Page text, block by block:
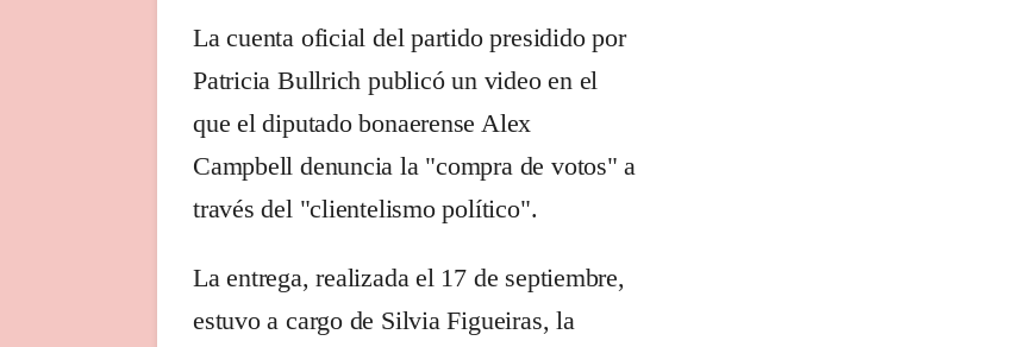
La cuenta oficial del partido presidido por
Patricia Bullrich publicó un video en el
que el diputado bonaerense Alex
Campbell denuncia la "compra de votos" a
través del "clientelismo político".
La entrega, realizada el 17 de septiembre,
estuvo a cargo de Silvia Figueiras, la